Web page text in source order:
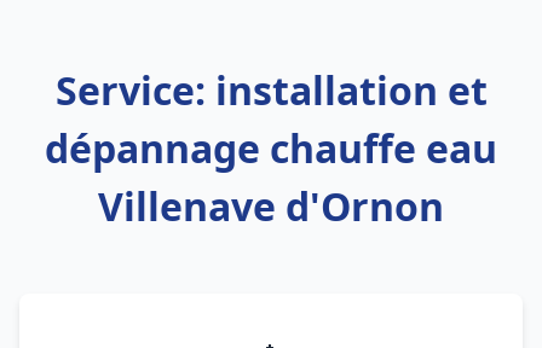
Service: installation et
dépannage chauffe eau
Villenave d'Ornon